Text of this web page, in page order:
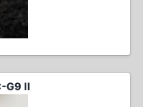
G9 II